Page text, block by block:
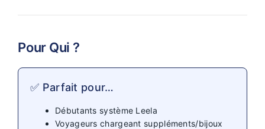
Pour Qui ?
✅ Parfait pour…
Débutants système Leela
Voyageurs chargeant suppléments/bijoux